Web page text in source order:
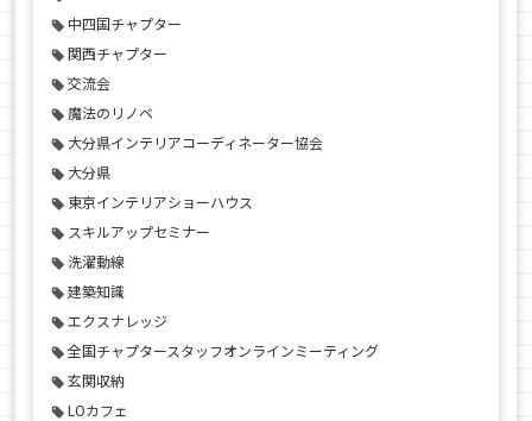
中四国チャプター
関西チャプター
交流会
魔法のリノベ
大分県インテリアコーディネーター協会
大分県
東京インテリアショーハウス
スキルアップセミナー
洗濯動線
建築知識
エクスナレッジ
全国チャプタースタッフオンラインミーティング
玄関収納
LOカフェ